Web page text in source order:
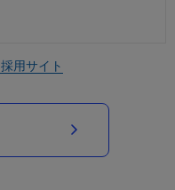
採用サイト